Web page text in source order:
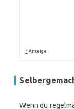
* Anzeige
Wenn du